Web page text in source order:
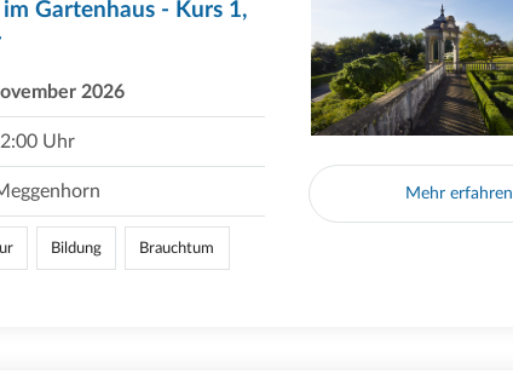
Gartenhaus - Kurs 1,
2026
Uhr
Bildung Brauchtum
Mehr erfahren